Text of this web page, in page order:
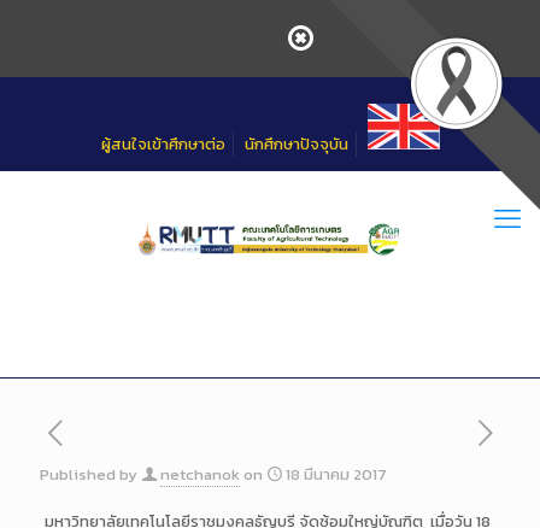
ผู้สนใจเข้าศึกษาต่อ นักศึกษาปัจจุบัน
Published by netchanok on 18 มีนาคม 2017
มหาวิทยาลัยเทคโนโลยีราชมงคลธัญบุรี จัดซ้อมใหญ่บัณฑิต เมื่อวัน 18